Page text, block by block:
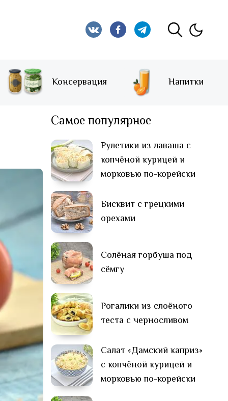
Консервация Напитки
Самое популярное
Рулетики из лаваша с
копчёной курицей и
морковью по-корейски
Бисквит с грецкими
орехами
Солёная горбуша под
сёмгу
Рогалики из слоёного
теста с черносливом
Салат «Дамский каприз»
с копчёной курицей и
морковью по-корейски